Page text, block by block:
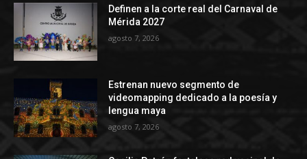
Definen a la corte real del Carnaval de
Mérida 2027
agosto 7, 2026
Estrenan nuevo segmento de
videomapping dedicado a la poesía y
lengua maya
agosto 7, 2026